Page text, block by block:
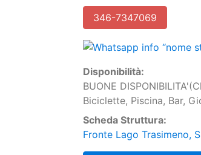
Disponibilità:
Biciclette, Piscina, Bar,
Scheda Struttura:
Fronte Lago Trasimeno,
RICHIEDI PREVENTIVO